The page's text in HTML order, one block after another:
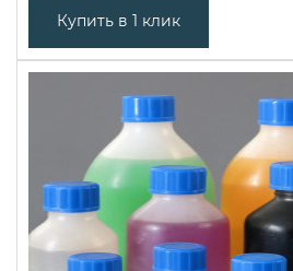
Купить в 1 клик